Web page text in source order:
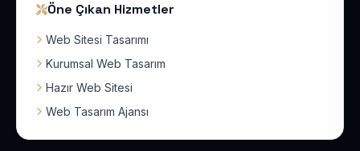
Öne Çıkan Hizmetler
Web Sitesi Tasarımı
Kurumsal Web Tasarım
Hazır Web Sitesi
Web Tasarım Ajansı